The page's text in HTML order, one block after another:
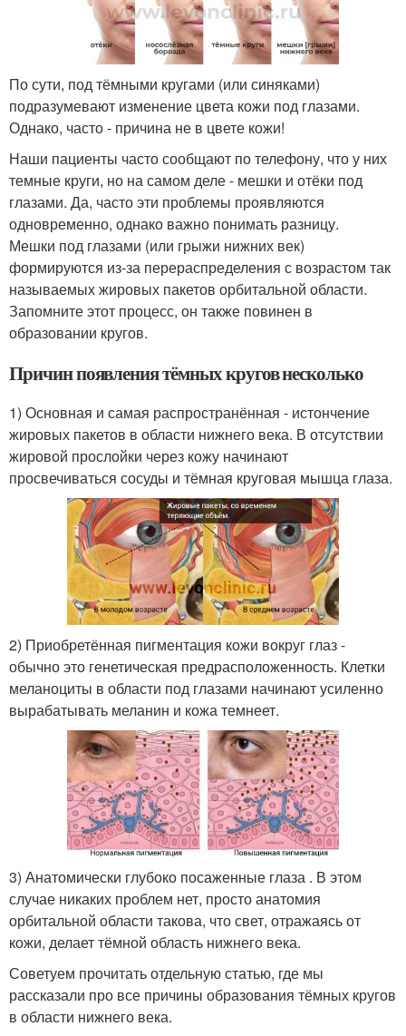
По сути, под тёмными кругами (или синяками)
подразумевают изменение цвета кожи под глазами.
Однако, часто - причина не в цвете кожи!
Наши пациенты часто сообщают по телефону, что у них
темные круги, но на самом деле - мешки и отёки под
глазами. Да, часто эти проблемы проявляются
одновременно, однако важно понимать разницу.
Мешки под глазами (или грыжи нижних век)
формируются из-за перераспределения с возрастом так
называемых жировых пакетов орбитальной области.
Запомните этот процесс, он также повинен в
образовании кругов.
Причин появления тёмных кругов несколько
1) Основная и самая распространённая - истончение
жировых пакетов в области нижнего века. В отсутствии
жировой прослойки через кожу начинают
просвечиваться сосуды и тёмная круговая мышца глаза.
2) Приобретённая пигментация кожи вокруг глаз -
обычно это генетическая предрасположенность. Клетки
меланоциты в области под глазами начинают усиленно
вырабатывать меланин и кожа темнеет.
3) Анатомически глубоко посаженные глаза . В этом
случае никаких проблем нет, просто анатомия
орбитальной области такова, что свет, отражаясь от
кожи, делает тёмной область нижнего века.
Советуем прочитать отдельную статью, где мы
рассказали про все причины образования тёмных кругов
в области нижнего века.